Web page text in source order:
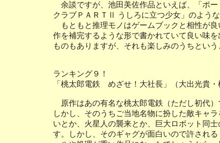
余談ですが、池田美佐作品といえば、「ポ
クラブＰＡＲＴⅡ うしろに立つ少女」のよう
もともと推理モノはゲームブックと相性が
作を補完するような形で書かれていて良い味
ものもありますが、それも楽しみのうちとい
ランキング９！
「桃太郎電鉄 めざせ！大社長」（大出光貴・
原作はあの有名な桃太郎電鉄（ただし初代
しかし、そのうちご当地名物に扮した敵キャ
いとか、火星人の襲来とか、巨大ロボット同
す。しかし、そのギャグが面白いので許され